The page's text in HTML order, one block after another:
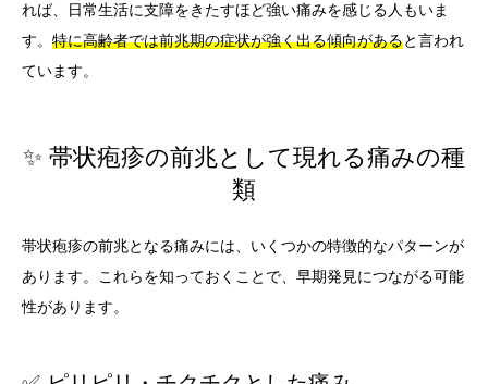
れば、日常生活に支障をきたすほど強い痛みを感じる人もいま
す。 特に高齢者では前兆期の症状が強く出る傾向があると言われ
ています。
✨ 帯状疱疹の前兆として現れる痛みの種
類
帯状疱疹の前兆となる痛みには、いくつかの特徴的なパターンが
あります。これらを知っておくことで、早期発見につながる可能
性があります。